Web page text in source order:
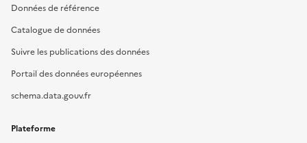
Données de référence
Catalogue de données
Suivre les publications des données
Portail des données européennes
schema.data.gouv.fr
Plateforme